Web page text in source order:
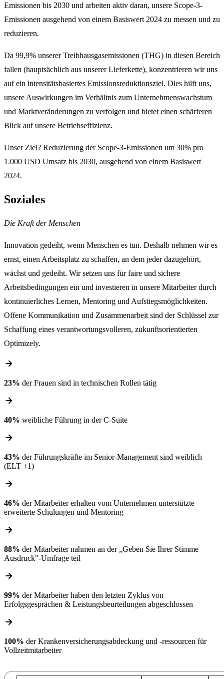
Emissionen bis 2030 und arbeiten aktiv daran, unsere Scope-3-
Emissionen ausgehend von einem Basiswert 2024 zu messen und zu
reduzieren.
Da 99,9% unserer Treibhausgasemissionen (THG) in diesen Bereich
fallen (hauptsächlich aus unserer Lieferkette), konzentrieren wir uns
auf ein intensitätsbasiertes Emissionsreduktionsziel. Dies hilft uns,
unsere Auswirkungen im Verhältnis zum Unternehmenswachstum
und Marktveränderungen zu verfolgen und bietet einen schärferen
Blick auf unsere Betriebseffizienz.
Unser Ziel? Reduzierung der Scope-3-Emissionen um 30% pro
1.000 USD Umsatz bis 2030, ausgehend von einem Basiswert
2024.
Soziales
Die Kraft der Menschen
Innovation gedeiht, wenn Menschen es tun. Deshalb nehmen wir es
ernst, einen Arbeitsplatz zu schaffen, an dem jeder dazugehört,
wächst und gedeiht. Wir setzen uns für faire und sichere
Arbeitsbedingungen ein und investieren in unsere Mitarbeiter durch
kontinuierliches Lernen, Mentoring und Aufstiegsmöglichkeiten.
Offene Kommunikation und Zusammenarbeit sind der Schlüssel zur
Schaffung eines verantwortungsvolleren, zukunftsorientierten
Optimizely.
arrow_forward
23% der Frauen sind in technischen Rollen tätig
arrow_forward
40% weibliche Führung in der C-Suite
arrow_forward
43% der Führungskräfte im Senior-Management sind weiblich
(ELT +1)
arrow_forward
46% der Mitarbeiter erhalten vom Unternehmen unterstützte
erweiterte Schulungen und Mentoring
arrow_forward
88% der Mitarbeiter nahmen an der „Geben Sie Ihrer Stimme
Ausdruck"-Umfrage teil
arrow_forward
99% der Mitarbeiter haben den letzten Zyklus von
Erfolgsgesprächen & Leistungsbeurteilungen abgeschlossen
arrow_forward
100% der Krankenversicherungsabdeckung und -ressourcen für
Vollzeitmitarbeiter